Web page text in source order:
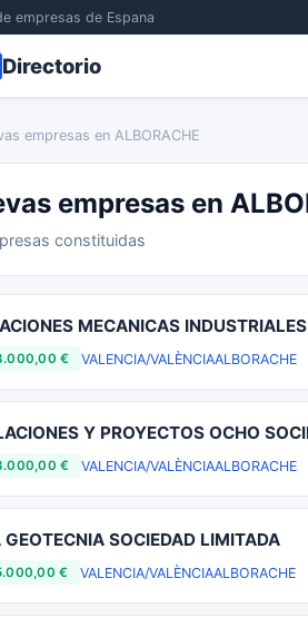
empresas de Espana
Directorio
empresas en ALBORACHE
empresas en
constituidas
MECANICAS
€ VALENCIA/VALÈNCIAALBORACHE
Y PROYECTOS OCHO
€ VALENCIA/VALÈNCIAALBORACHE
GEOTECNIA SOCIEDAD LIMITADA
€ VALENCIA/VALÈNCIAALBORACHE